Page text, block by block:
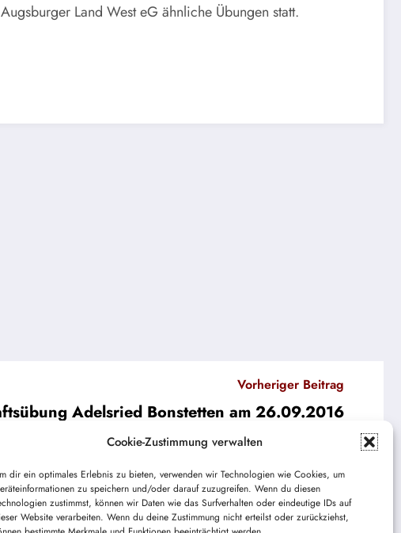
Cookie-Zustimmung verwalten
dir ein optimales Erlebnis zu bieten, verwenden wir Technologien wie Cookies, um
zu speichern und/oder darauf zuzugreifen. Wenn du diesen
zustimmst, können wir Daten wie das Surfverhalten oder eindeutige IDs auf
Website verarbeiten. Wenn du deine Zustimmung nicht erteilst oder zurückziehst,
Land West eG ähnliche Übungen statt.
Vorheriger Beitrag
Adelsried Bonstetten am 26.09.2016